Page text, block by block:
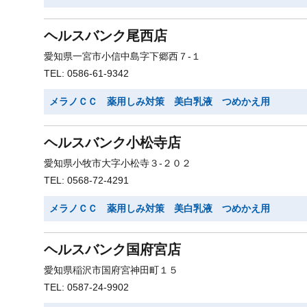
ヘルスバンク尾西店
愛知県一宮市小信中島字下郷西７-１
TEL: 0586-61-9342
メラノＣＣ 薬用しみ対策 美白乳液 つめかえ用
ヘルスバンク小松寺店
愛知県小牧市大字小松寺３-２０２
TEL: 0568-72-4291
メラノＣＣ 薬用しみ対策 美白乳液 つめかえ用
ヘルスバンク国府宮店
愛知県稲沢市国府宮神田町１５
TEL: 0587-24-9902